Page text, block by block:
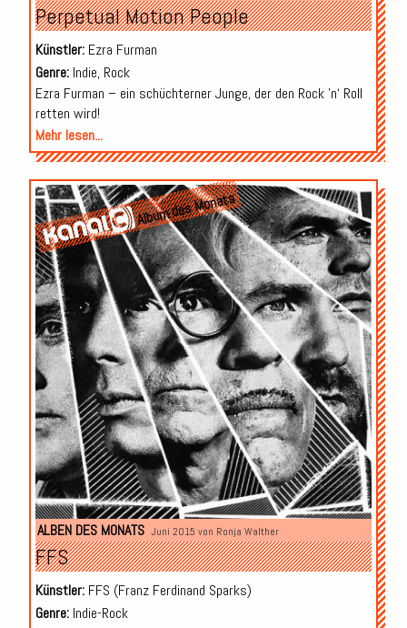
Perpetual Motion People
Künstler:Ezra Furman
Genre:Indie, Rock
Ezra Furman – ein schüchterner Junge, der den Rock ’n‘ Roll
retten wird!
Mehr lesen...
Album des Monats
ALBEN DES MONATS Juni 2015 von Ronja Walther
FFS
Künstler:FFS (Franz Ferdinand Sparks)
Genre:Indie-Rock